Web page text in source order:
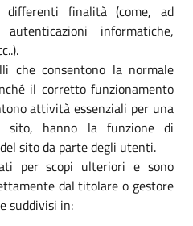
finalità (come, ad
informatiche,
che consentono la normale
il corretto funzionamento
attività essenziali per una
hanno la funzione di
sito da parte degli utenti.
per scopi ulteriori e sono
dal titolare o gestore
suddivisi in: